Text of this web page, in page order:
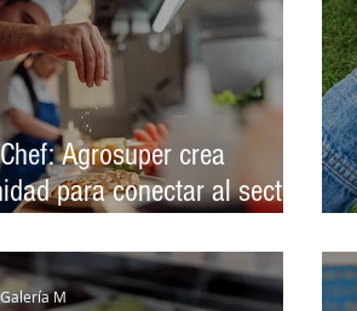
Agrosuper crea
para conectar al sector
M